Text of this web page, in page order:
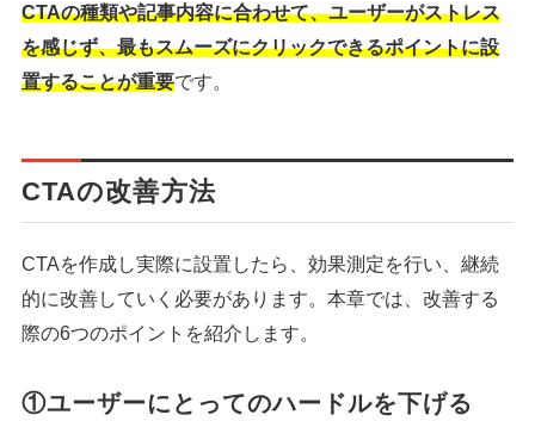
CTAの種類や記事内容に合わせて、ユーザーがストレス
を感じず、最もスムーズにクリックできるポイントに設
置することが重要です。
CTAの改善方法
CTAを作成し実際に設置したら、効果測定を行い、継続
的に改善していく必要があります。本章では、改善する
際の6つのポイントを紹介します。
①ユーザーにとってのハードルを下げる